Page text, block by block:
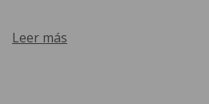
Leer más